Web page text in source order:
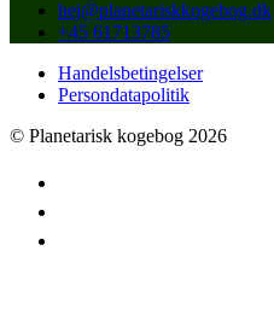
hej@planetariskkogebog.dk
+45 61713785
Handelsbetingelser
Persondatapolitik
© Planetarisk kogebog 2026